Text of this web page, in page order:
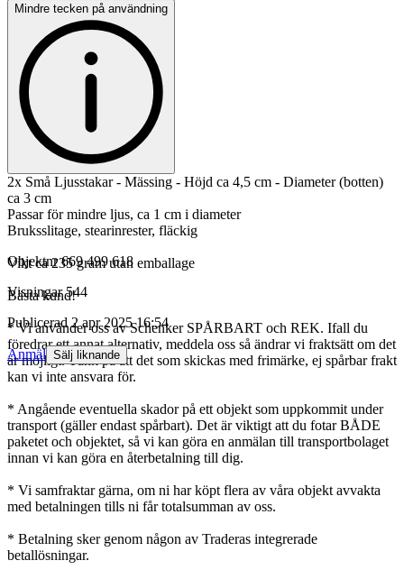
Mindre tecken på användning
2x Små Ljusstakar - Mässing - Höjd ca 4,5 cm - Diameter (botten)
ca 3 cm
Passar för mindre ljus, ca 1 cm i diameter
Bruksslitage, stearinrester, fläckig
Vikt ca 235 gram utan emballage
Bästa kund!
* Vi använder oss av Schenker SPÅRBART och REK. Ifall du
föredrar ett annat alternativ, meddela oss så ändrar vi fraktsätt om det
är möjligt. Tänk på att det som skickas med frimärke, ej spårbar frakt
kan vi inte ansvara för.
* Angående eventuella skador på ett objekt som uppkommit under
transport (gäller endast spårbart). Det är viktigt att du fotar BÅDE
paketet och objektet, så vi kan göra en anmälan till transportbolaget
innan vi kan göra en återbetalning till dig.
* Vi samfraktar gärna, om ni har köpt flera av våra objekt avvakta
med betalningen tills ni får totalsumman av oss.
* Betalning sker genom någon av Traderas integrerade
betallösningar.
Objektnr 669 499 618
Visningar 544
Publicerad 2 apr 2025 16:54
Anmäl Sälj liknande